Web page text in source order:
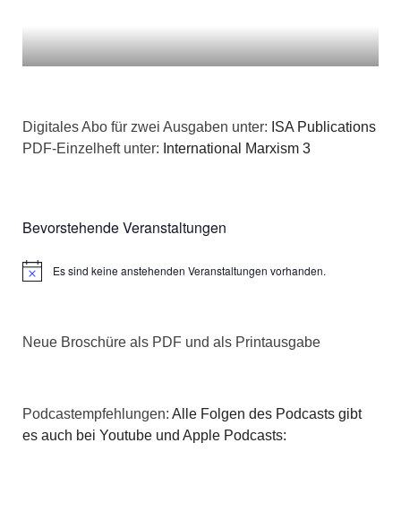
Digitales Abo für zwei Ausgaben unter: ISA Publications
PDF-Einzelheft unter: International Marxism 3
Bevorstehende Veranstaltungen
HinweisEs sind keine anstehenden Veranstaltungen vorhanden.
Neue Broschüre als PDF und als Printausgabe
Podcastempfehlungen: Alle Folgen des Podcasts gibt
es auch bei Youtube und Apple Podcasts: